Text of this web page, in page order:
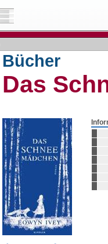
Bücher
Das